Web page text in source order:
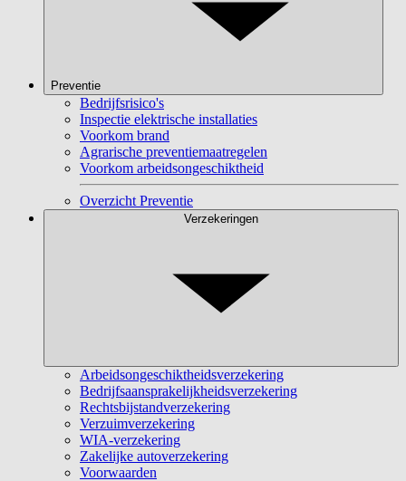
Preventie
Bedrijfsrisico's
Inspectie elektrische installaties
Voorkom brand
Agrarische preventiemaatregelen
Voorkom arbeidsongeschiktheid
Overzicht Preventie
Verzekeringen
Arbeidsongeschiktheidsverzekering
Bedrijfsaansprakelijkheidsverzekering
Rechtsbijstandverzekering
Verzuimverzekering
WIA-verzekering
Zakelijke autoverzekering
Voorwaarden